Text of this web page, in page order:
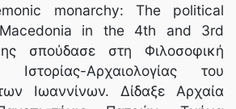
monarchy: The political
in the 4th and 3rd
σπούδασε στη Φιλοσοφική
Αρχαιολογίας του
Ιωαννίνων. Δίδαξε Αρχαία